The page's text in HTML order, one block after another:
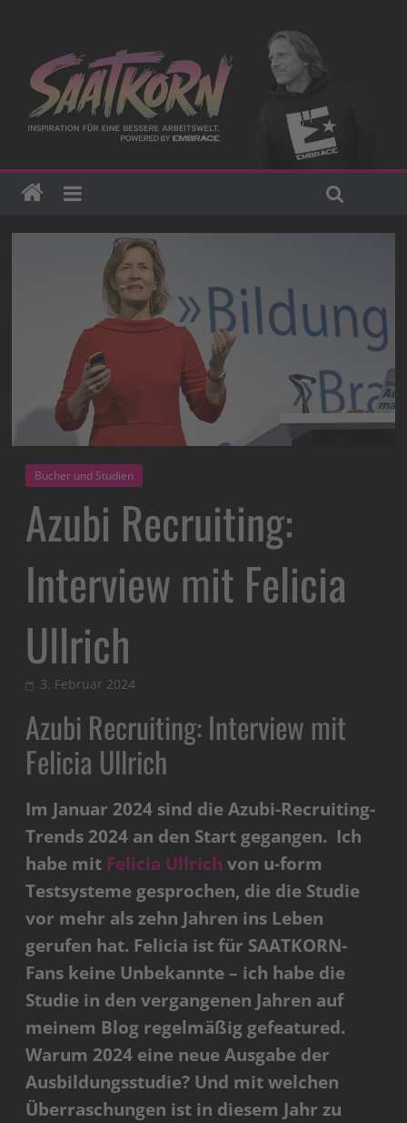
Bücher und Studien
Azubi Recruiting:
Interview mit Felicia
Ullrich
3. Februar 2024
Azubi Recruiting: Interview mit
Felicia Ullrich
Im Januar 2024 sind die Azubi-Recruiting-
Trends 2024 an den Start gegangen. Ich
habe mit Felicia Ullrich von u-form
Testsysteme gesprochen, die die Studie
vor mehr als zehn Jahren ins Leben
gerufen hat. Felicia ist für SAATKORN-
Fans keine Unbekannte – ich habe die
Studie in den vergangenen Jahren auf
meinem Blog regelmäßig gefeatured.
Warum 2024 eine neue Ausgabe der
Ausbildungsstudie? Und mit welchen
Überraschungen ist in diesem Jahr zu